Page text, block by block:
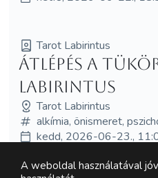
Tarot Labirintus
Átlépés a
Labirintus
Tarot Labirintus
alkímia, önismeret,
kedd, 2026-06-23.,
A weboldal használatával